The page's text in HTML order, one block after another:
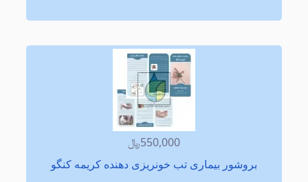
550,000﷼
بروشور بیماری تب خونریزی دهنده کریمه کنگو